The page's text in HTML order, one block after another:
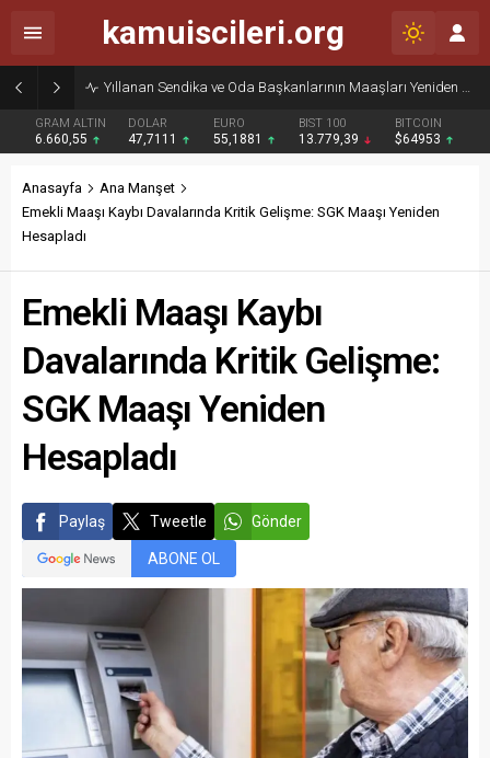
Yıllanan Sendika ve Oda Başkanlarının Maaşları Yeniden Gündemde
GRAM ALTIN
6.660,55
DOLAR
47,7111
EURO
55,1881
BIST 100
13.779,39
BITCOIN
$64953
kamuiscileri.org
Anasayfa
Ana Manşet
Emekli Maaşı Kaybı Davalarında Kritik Gelişme: SGK Maaşı Yeniden
Hesapladı
Emekli Maaşı Kaybı
Davalarında Kritik Gelişme:
SGK Maaşı Yeniden
Hesapladı
Paylaş Tweetle Gönder
ABONE OL